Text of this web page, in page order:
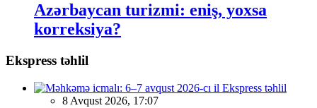
Azərbaycan turizmi: eniş, yoxsa
korreksiya?
Ekspress təhlil
Ekspress təhlil
8 Avqust 2026, 17:07